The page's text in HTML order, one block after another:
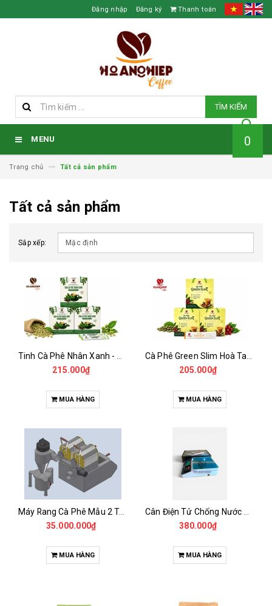
Đăng nhập Đăng ký Thanh toán
TÌM KIẾM
MENU 0
Trang chủ Tất cả sản phẩm
Tất cả sản phẩm
Sắp xếp:
215.000₫
MUA HÀNG
205.000₫
MUA HÀNG
Máy Rang Cà Phê Mẫu 2 Trống Rang (500+500gr)
35.000.000₫
MUA HÀNG
380.000₫
MUA HÀNG